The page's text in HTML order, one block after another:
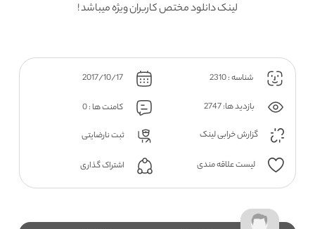
لینک دانلود مختص کاربران ویژه میباشد !
شناسه : 2310 2017/10/17
بازدید ها: 2747
کامنت ها : 0
گزارش خرابی لینک
ثبت نارضایتی
لیست علاقه مندی اشتراک گذاری